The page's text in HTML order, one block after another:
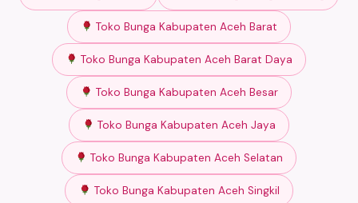
Toko Bunga Kabupaten Aceh Barat
Toko Bunga Kabupaten Aceh Barat Daya
Toko Bunga Kabupaten Aceh Besar
Toko Bunga Kabupaten Aceh Jaya
Toko Bunga Kabupaten Aceh Selatan
Toko Bunga Kabupaten Aceh Singkil